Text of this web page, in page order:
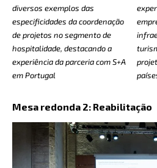
diversos exemplos das
especificidades da coordenação
de projetos no segmento de
hospitalidade, destacando a
experiência da parceria com S+A
em Portugal
Mesa redonda 2: Reabilitação